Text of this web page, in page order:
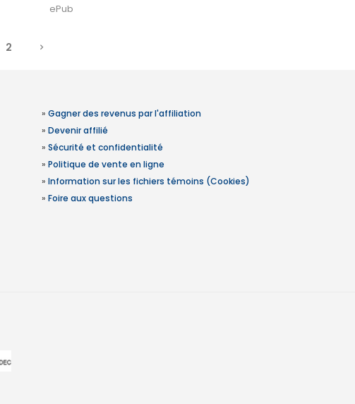
ePub
2
» Gagner des revenus par l'affiliation
» Devenir affilié
» Sécurité et confidentialité
» Politique de vente en ligne
» Information sur les fichiers témoins (Cookies)
» Foire aux questions